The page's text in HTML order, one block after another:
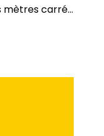
mètres carrés